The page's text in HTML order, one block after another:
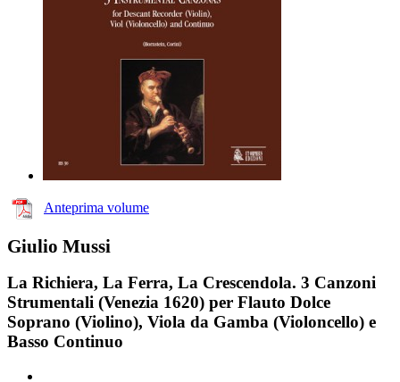
Anteprima volume
Giulio Mussi
La Richiera, La Ferra, La Crescendola. 3 Canzoni
Strumentali (Venezia 1620) per Flauto Dolce
Soprano (Violino), Viola da Gamba (Violoncello) e
Basso Continuo